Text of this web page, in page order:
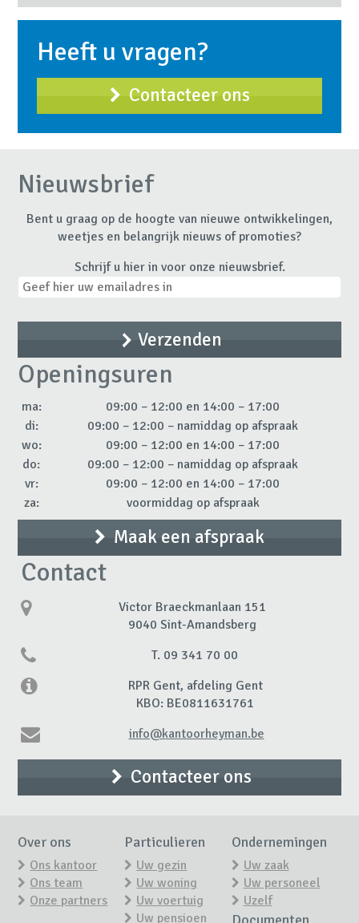
Heeft u vragen?
Contacteer ons
Nieuwsbrief
Bent u graag op de hoogte van nieuwe ontwikkelingen,
weetjes en belangrijk nieuws of promoties?
Schrijf u hier in voor onze nieuwsbrief.
Openingsuren
ma:
09:00 – 12:00 en 14:00 – 17:00
di:
09:00 – 12:00 – namiddag op afspraak
wo:
09:00 – 12:00 en 14:00 – 17:00
do:
09:00 – 12:00 – namiddag op afspraak
vr:
09:00 – 12:00 en 14:00 – 17:00
za:
voormiddag op afspraak
Maak een afspraak
Contact
Victor Braeckmanlaan 151
9040 Sint-Amandsberg
T. 09 341 70 00
RPR Gent, afdeling Gent
KBO: BE0811631761
info@kantoorheyman.be
Contacteer ons
Over ons
Ons kantoor
Ons team
Onze partners
Particulieren
Uw gezin
Uw woning
Uw voertuig
Uw pensioen
Ondernemingen
Uw zaak
Uw personeel
Uzelf